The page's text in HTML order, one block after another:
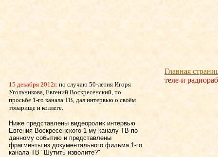
15 декабря 2012г. по случаю 50-летия Игоря
Угольникова, Евгений Воскресенский, по
просьбе 1-го канала ТВ, дал интервью о своём
товарище и коллеге.
Ниже представлены видеоролик интервью
Евгения Воскресенского 1-му каналу ТВ по
данному событию и представлены
фрагменты из документального фильма 1-го
канала ТВ "Шутить изволите?"
Главная
теле-и